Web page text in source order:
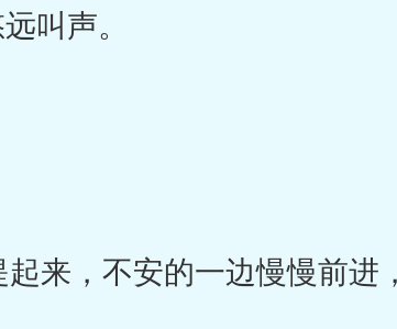
叫声。
来，不安的一边慢慢前进